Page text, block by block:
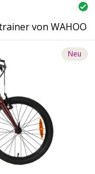
von WAHOO
Neu